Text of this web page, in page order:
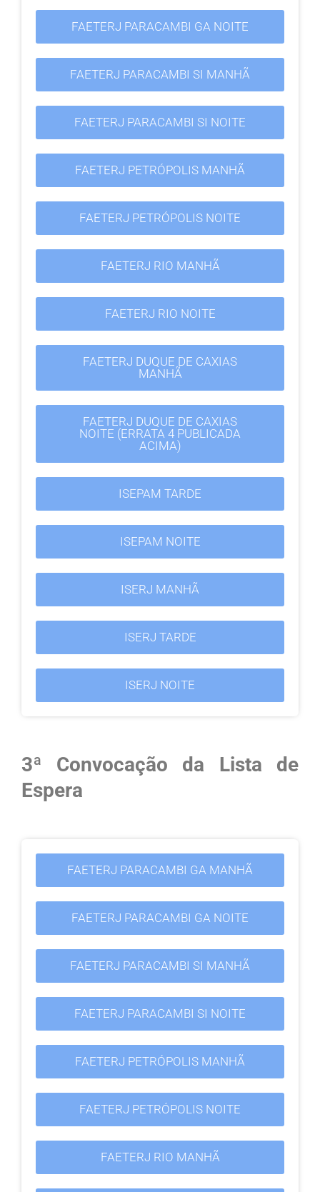
FAETERJ PARACAMBI GA NOITE
FAETERJ PARACAMBI SI MANHÃ
FAETERJ PARACAMBI SI NOITE
FAETERJ PETRÓPOLIS MANHÃ
FAETERJ PETRÓPOLIS NOITE
FAETERJ RIO MANHÃ
FAETERJ RIO NOITE
FAETERJ DUQUE DE CAXIAS
MANHÃ
FAETERJ DUQUE DE CAXIAS
NOITE (ERRATA 4 PUBLICADA
ACIMA)
ISEPAM TARDE
ISEPAM NOITE
ISERJ MANHÃ
ISERJ TARDE
ISERJ NOITE
3ª Convocação da Lista de
Espera
FAETERJ PARACAMBI GA MANHÃ
FAETERJ PARACAMBI GA NOITE
FAETERJ PARACAMBI SI MANHÃ
FAETERJ PARACAMBI SI NOITE
FAETERJ PETRÓPOLIS MANHÃ
FAETERJ PETRÓPOLIS NOITE
FAETERJ RIO MANHÃ